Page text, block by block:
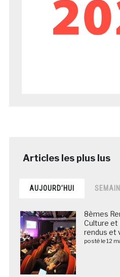
AUJOURD’HUI
8èmes
Culture et
rendus et
posté le 12